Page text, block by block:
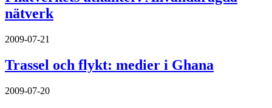
nätverk
2009-07-21
Trassel och flykt: medier i Ghana
2009-07-20